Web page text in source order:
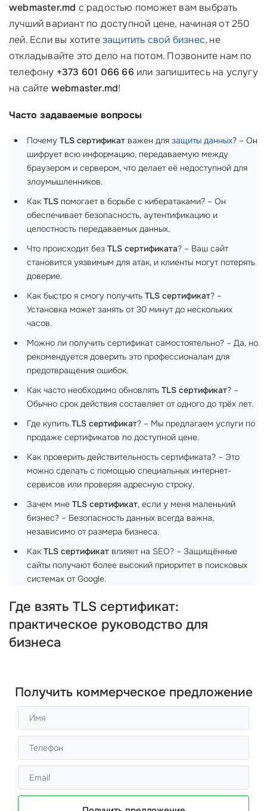
webmaster.md с радостью поможет вам выбрать
лучший вариант по доступной цене, начиная от 250
лей. Если вы хотитезащитить свой бизнес, не
откладывайте это дело на потом. Позвоните нам по
телефону +373 601 066 66или запишитесь на услугу
на сайте webmaster.md!
Часто задаваемые вопросы
Почему TLS сертификат важен для защиты данных? – Он
шифрует всю информацию, передаваемую между
браузером и сервером, что делает её недоступной для
злоумышленников.
Как TLS помогает в борьбе с кибератаками? – Он
обеспечивает безопасность, аутентификацию и
целостность передаваемых данных.
Что происходит без TLS сертификата? – Ваш сайт
становится уязвимым для атак, и клиенты могут потерять
доверие.
Как быстро я смогу получить TLS сертификат? –
Установка может занять от 30 минут до нескольких
часов.
Можно ли получить сертификат самостоятельно? – Да, но
рекомендуется доверить это профессионалам для
предотвращения ошибок.
Как часто необходимо обновлять TLS сертификат? –
Обычно срок действия составляет от одного до трёх лет.
Где купить TLS сертификат? – Мы предлагаем услуги по
продаже сертификатов по доступной цене.
Как проверить действительность сертификата? – Это
можно сделать с помощью специальных интернет-
сервисов или проверяя адресную строку.
Зачем мне TLS сертификат, если у меня маленький
бизнес? – Безопасность данных всегда важна,
независимо от размера бизнеса.
Как TLS сертификат влияет на SEO? – Защищённые
сайты получают более высокий приоритет в поисковых
системах от Google.
Где взять TLS сертификат:
практическое руководство для
бизнеса
Получить коммерческое предложение